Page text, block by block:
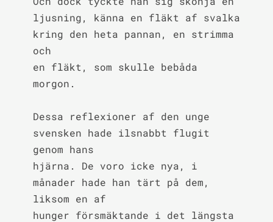
ljusning, känna en fläkt af svalka
kring den heta pannan, en strimma
och
en fläkt, som skulle bebåda
morgon.
Dessa reflexioner af den unge
svensken hade ilsnabbt flugit
genom hans
hjärna. De voro icke nya, i
månader hade han tärt på dem,
liksom en af
hunger försmäktande i det längsta